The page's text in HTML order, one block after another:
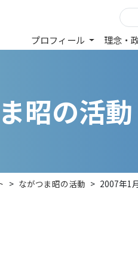
プロフィール 理念・
ま昭の活動
> ながつま昭の活動 > 2007年1